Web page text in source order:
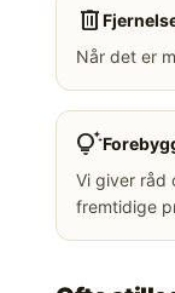
delete
Når det er
tips_and_updates
Vi giver råd
fremtidige